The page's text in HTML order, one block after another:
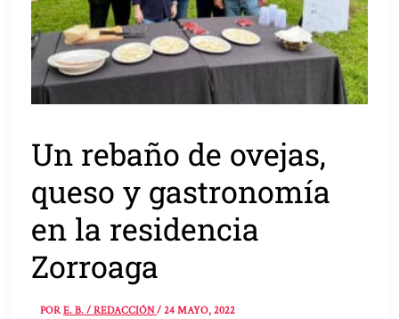
Un rebaño de ovejas,
queso y gastronomía
en la residencia
Zorroaga
PORE. B. / REDACCIÓN/24 MAYO, 2022